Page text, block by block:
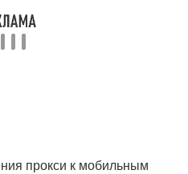
прокси к мобильным